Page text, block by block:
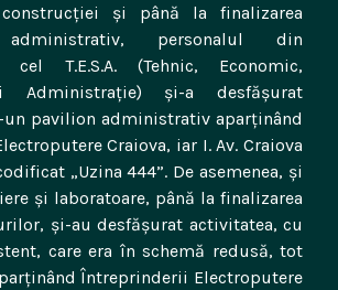
şi până la finalizarea
personalul din
T.E.S.A. (Tehnic, Economic,
Administraţie) şi-a desfăşurat
pavilion administrativ aparţinând
Craiova, iar I. Av. Craiova
„Uzina 444”. De asemenea, şi
şi laboratoare, până la finalizarea
şi-au desfăşurat activitatea, cu
care era în schemă redusă, tot
Întreprinderii Electroputere